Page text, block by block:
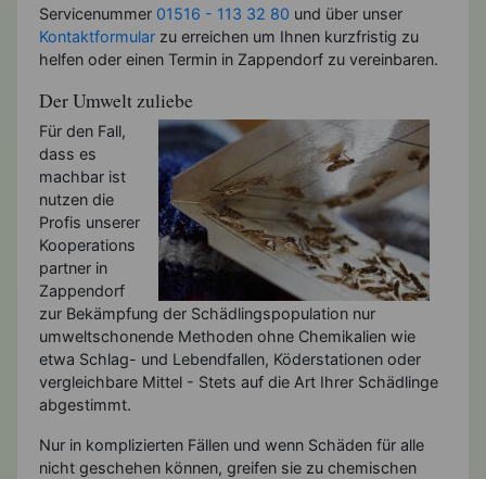
Servicenummer 01516 - 113 32 80 und über unser
Kontaktformular zu erreichen um Ihnen kurzfristig zu
helfen oder einen Termin in Zappendorf zu vereinbaren.
Der Umwelt zuliebe
Für den Fall,
dass es
machbar ist
nutzen die
Profis unserer
Kooperations
partner in
Zappendorf
zur Bekämpfung der Schädlingspopulation nur
umweltschonende Methoden ohne Chemikalien wie
etwa Schlag- und Lebendfallen, Köderstationen oder
vergleichbare Mittel - Stets auf die Art Ihrer Schädlinge
abgestimmt.
Nur in komplizierten Fällen und wenn Schäden für alle
nicht geschehen können, greifen sie zu chemischen